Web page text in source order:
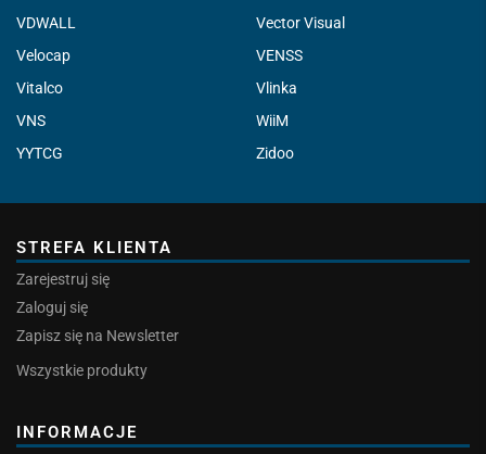
VDWALL
Vector Visual
Velocap
VENSS
Vitalco
Vlinka
VNS
WiiM
YYTCG
Zidoo
STREFA KLIENTA
Zarejestruj się
Zaloguj się
Zapisz się na Newsletter
Wszystkie produkty
INFORMACJE